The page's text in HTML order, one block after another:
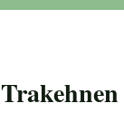
Trakehnen